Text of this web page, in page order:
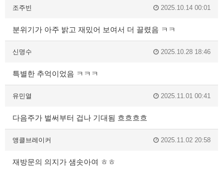
조주빈 2025.10.14 00:01
분위기가 아주 밝고 재밌어 보여서 더 끌렸음 ㅋㅋ
신명수 2025.10.28 18:46
특별한 추억이었음 ㅋㅋㅋ
유민열 2025.11.01 00:41
다음주가 벌써부터 겁나 기대됨 흐흐흐흐
앵클브레이커 2025.11.02 20:58
재방문의 의지가 샘솟아여 ㅎㅎ